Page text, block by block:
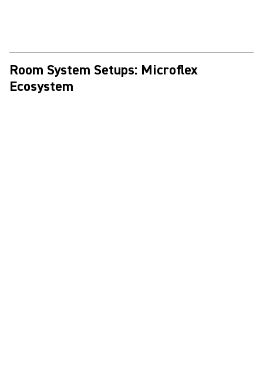
Room System Setups: Microflex
Ecosystem